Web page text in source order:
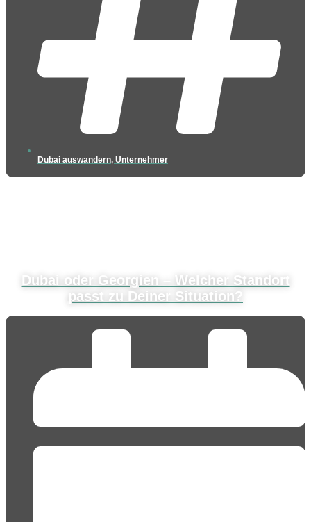
Dubai auswandern, Unternehmer
Dubai oder Georgien – Welcher Standort
passt zu Deiner Situation?